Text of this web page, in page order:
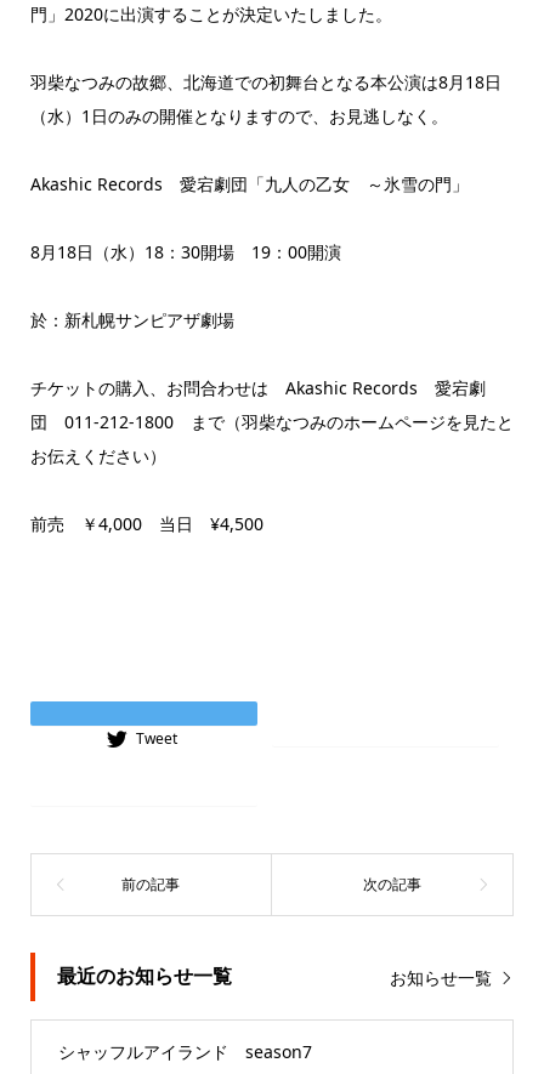
門」2020に出演することが決定いたしました。
羽柴なつみの故郷、北海道での初舞台となる本公演は8月18日
（水）1日のみの開催となりますので、お見逃しなく。
Akashic Records 愛宕劇団「九人の乙女 ～氷雪の門」
8月18日（水）18：30開場 19：00開演
於：新札幌サンピアザ劇場
チケットの購入、お問合わせは Akashic Records 愛宕劇
団 011-212-1800 まで（羽柴なつみのホームページを見たと
お伝えください）
前売 ￥4,000 当日 ¥4,500
Tweet
最近のお知らせ一覧 お知らせ一覧
シャッフルアイランド season7